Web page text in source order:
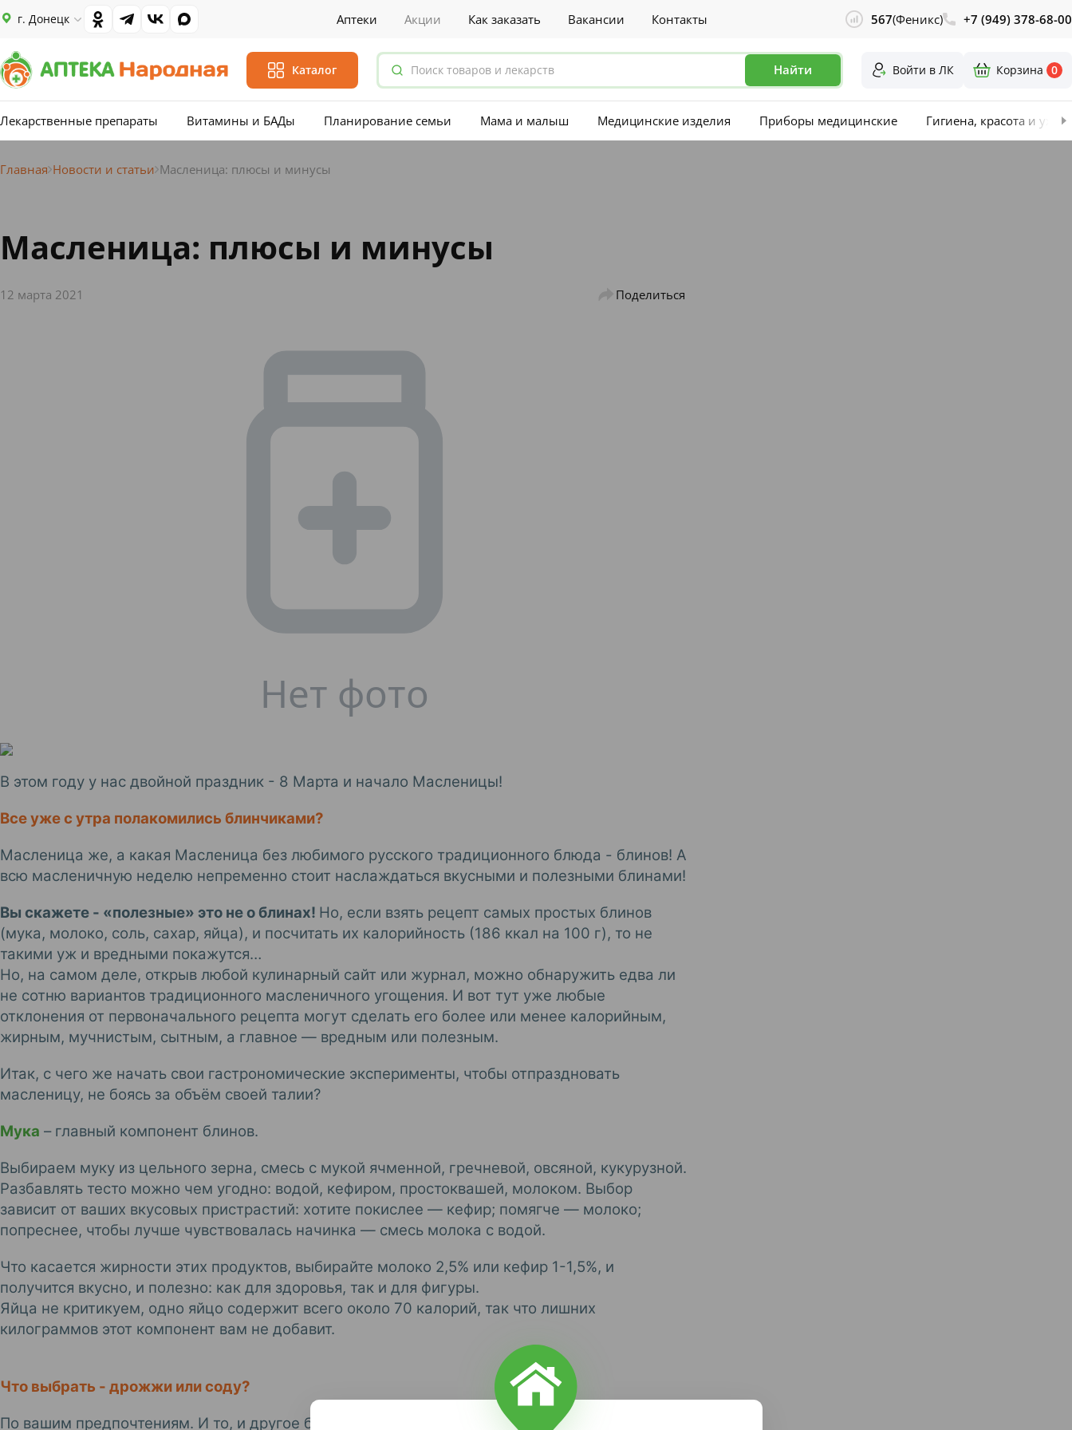
г. Донецк Аптеки Акции Как заказать Вакансии Контакты 567(Феникс) +7 (949) 378-68-00
Каталог Найти Войти в ЛК Корзина 0
Лекарственные препараты Витамины и БАДы Планирование семьи Мама и малыш Медицинские изделия Приборы медицинские Гигиена, красота и уход
Главная Новости и статьи Масленица: плюсы и минусы
Масленица: плюсы и минусы
12 марта 2021 Поделиться
В этом году у нас двойной праздник - 8 Марта и начало Масленицы!
Все уже с утра полакомились блинчиками?
Масленица же, а какая Масленица без любимого русского традиционного блюда - блинов! А
всю масленичную неделю непременно стоит наслаждаться вкусными и полезными блинами!
Вы скажете - «полезные» это не о блинах! Но, если взять рецепт самых простых блинов
(мука, молоко, соль, сахар, яйца), и посчитать их калорийность (186 ккал на 100 г), то не
такими уж и вредными покажутся…
Но, на самом деле, открыв любой кулинарный сайт или журнал, можно обнаружить едва ли
не сотню вариантов традиционного масленичного угощения. И вот тут уже любые
отклонения от первоначального рецепта могут сделать его более или менее калорийным,
жирным, мучнистым, сытным, а главное — вредным или полезным.
Итак, с чего же начать свои гастрономические эксперименты, чтобы отпраздновать
масленицу, не боясь за объём своей талии?
Мука – главный компонент блинов.
Выбираем муку из цельного зерна, смесь с мукой ячменной, гречневой, овсяной, кукурузной.
Разбавлять тесто можно чем угодно: водой, кефиром, простоквашей, молоком. Выбор
зависит от ваших вкусовых пристрастий: хотите покислее — кефир; помягче — молоко;
попреснее, чтобы лучше чувствовалась начинка — смесь молока с водой.
Что касается жирности этих продуктов, выбирайте молоко 2,5% или кефир 1-1,5%, и
получится вкусно, и полезно: как для здоровья, так и для фигуры.
Яйца не критикуем, одно яйцо содержит всего около 70 калорий, так что лишних
килограммов этот компонент вам не добавит.
Что выбрать - дрожжи или соду?
По вашим предпочтениям. И то, и другое блины не испортят.